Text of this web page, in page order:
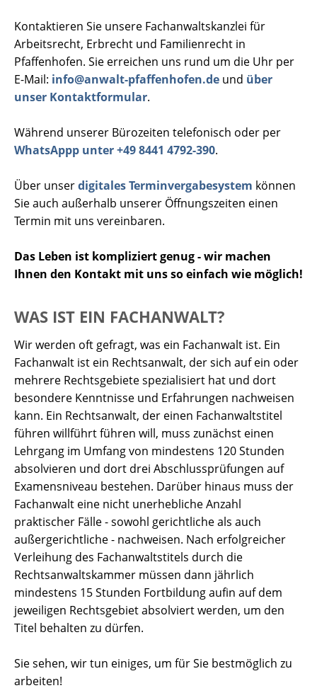
Kontaktieren Sie unsere Fachanwaltskanzlei für
Arbeitsrecht, Erbrecht und Familienrecht in
Pfaffenhofen. Sie erreichen uns rund um die Uhr per
E-Mail: info@anwalt-pfaffenhofen.de und über
unser Kontaktformular.
Während unserer Bürozeiten telefonisch oder per
WhatsAppp unter +49 8441 4792-390.
Über unserdigitales Terminvergabesystem können
Sie auch außerhalb unserer Öffnungszeiten einen
Termin mit uns vereinbaren.
Das Leben ist kompliziert genug - wir machen
Ihnen den Kontakt mit uns so einfach wie möglich!
WAS IST EIN FACHANWALT?
Wir werden oft gefragt, was ein Fachanwalt ist. Ein
Fachanwalt ist ein Rechtsanwalt, der sich auf ein oder
mehrere Rechtsgebiete spezialisiert hat und dort
besondere Kenntnisse und Erfahrungen nachweisen
kann. Ein Rechtsanwalt, der einen Fachanwaltstitel
führen willführt führen will, muss zunächst einen
Lehrgang im Umfang von mindestens 120 Stunden
absolvieren und dort drei Abschlussprüfungen auf
Examensniveau bestehen. Darüber hinaus muss der
Fachanwalt eine nicht unerhebliche Anzahl
praktischer Fälle - sowohl gerichtliche als auch
außergerichtliche - nachweisen. Nach erfolgreicher
Verleihung des Fachanwaltstitels durch die
Rechtsanwaltskammer müssen dann jährlich
mindestens 15 Stunden Fortbildung aufin auf dem
jeweiligen Rechtsgebiet absolviert werden, um den
Titel behalten zu dürfen.
Sie sehen, wir tun einiges, um für Sie bestmöglich zu
arbeiten!